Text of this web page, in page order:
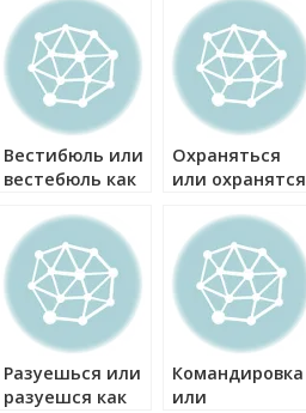
Вестибюль или
вестебюль как
Охраняться
или охранятся
Разуешься или
разуешся как
Командировка
или